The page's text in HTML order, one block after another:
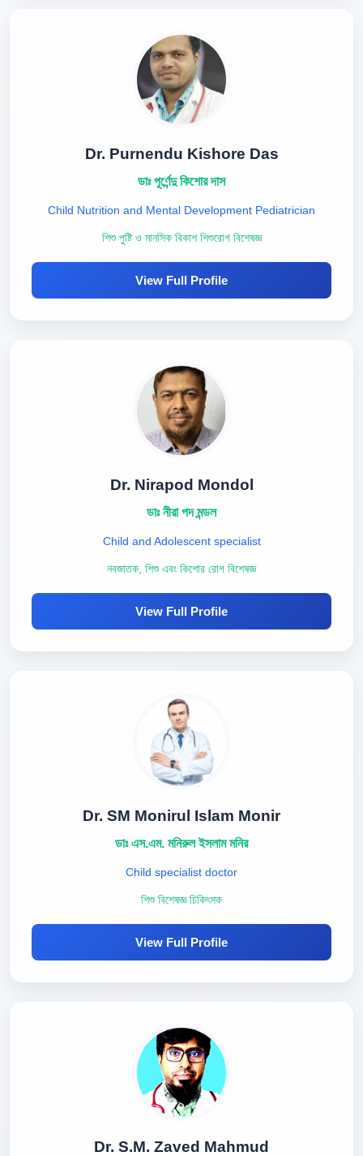
Dr. Purnendu Kishore Das
ডাঃ পূর্ণেন্দু কিশোর দাস
Child Nutrition and Mental Development Pediatrician
শিশু পুষ্টি ও মানসিক বিকাশ শিশুরোগ বিশেষজ্ঞ
View Full Profile
Dr. Nirapod Mondol
ডাঃ নীরা পদ মন্ডল
Child and Adolescent specialist
নবজাতক, শিশু এবং কিশোর রোগ বিশেষজ্ঞ
View Full Profile
Dr. SM Monirul Islam Monir
ডাঃ এস.এম. মনিরুল ইসলাম মনির
Child specialist doctor
শিশু বিশেষজ্ঞ চিকিৎসক
View Full Profile
Dr. S.M. Zaved Mahmud